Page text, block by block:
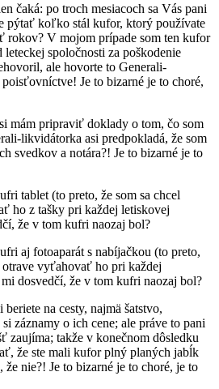
čaká: po troch mesiacoch sa Vás pani
pýtať koľko stál kufor, ktorý používate
rokov? V mojom prípade som ten kufor
spoločnosti za poškodenie
ale hovorte to Generali-
Je to bizarné je to choré,
mám pripraviť doklady o tom, čo som
likvidátorka asi predpokladá, že som
svedkov a notára?! Je to bizarné je to
tablet (to preto, že som sa chcel
ho z tašky pri každej letiskovej
že v tom kufri naozaj bol?
aj fotoaparát s nabíjačkou (to preto,
vyťahovať ho pri každej
dosvedčí, že v tom kufri naozaj bol?
na cesty, najmä šatstvo,
záznamy o ich cene; ale práve to pani
zaujíma; takže v konečnom dôsledku
že ste mali kufor plný planých jabĺk
nie?! Je to bizarné je to choré, je to